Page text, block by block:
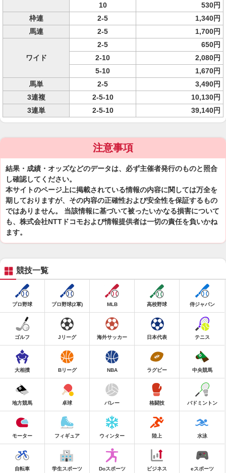
10
530円
枠連
2-5
1,340円
馬連
2-5 1,700円
ワイド
2-5
650円
2-10
2,080円
5-10
1,670円
馬単
2-5
3,490円
3連複
2-5-10
10,130円
3連単
2-5-10 39,140円
注意事項
結果・成績・オッズなどのデータは、必ず主催者発行のものと照合
し確認してください。
本サイトのページ上に掲載されている情報の内容に関しては万全を
期しておりますが、その内容の正確性および安全性を保証するもの
ではありません。 当該情報に基づいて被ったいかなる損害について
も、株式会社NTTドコモおよび情報提供者は一切の責任を負いかね
ます。
競技一覧
プロ野球 プロ野球(2軍) MLB 高校野球 侍ジャパン
ゴルフ Jリーグ 海外サッカー 日本代表 テニス
大相撲 Bリーグ NBA ラグビー 中央競馬
地方競馬 卓球 バレー 格闘技 バドミントン
モーター フィギュア ウィンター 陸上 水泳
自転車 学生スポーツ Doスポーツ ビジネス eスポーツ